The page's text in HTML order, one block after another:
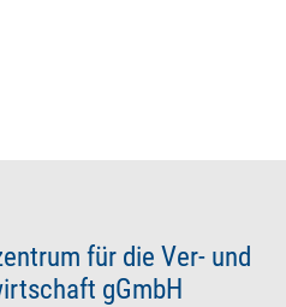
für die Ver- und
gGmbH